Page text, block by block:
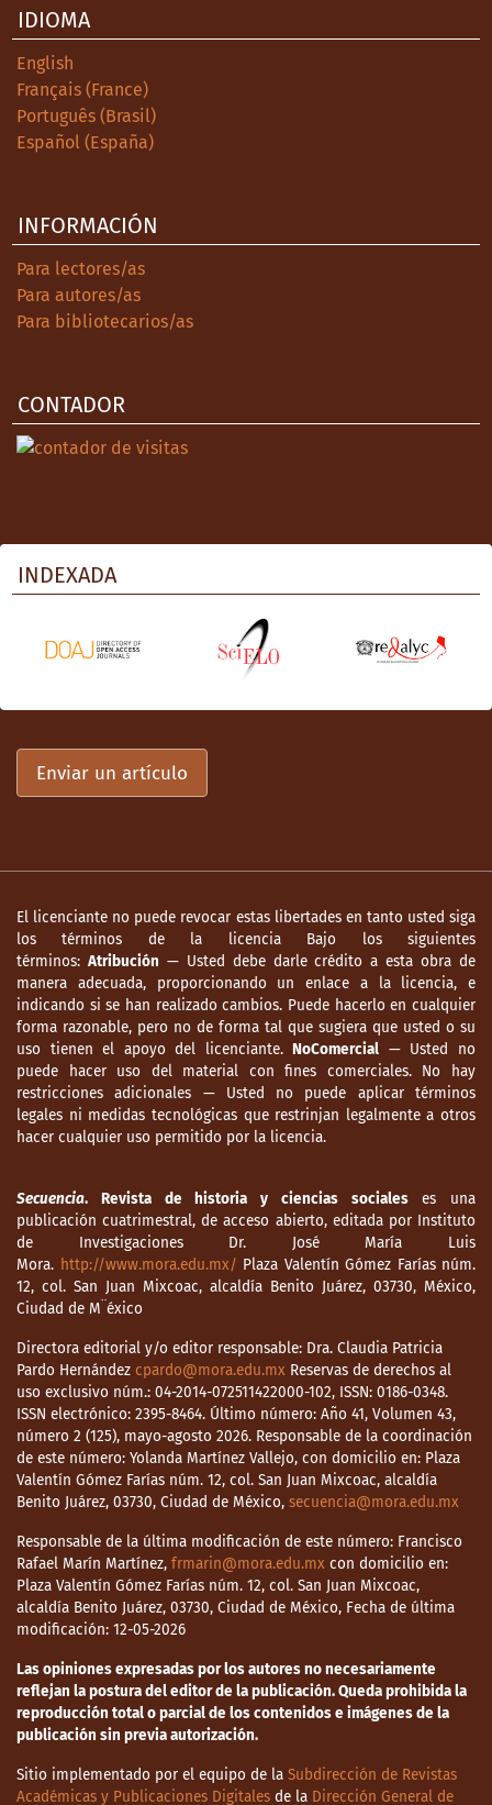
IDIOMA
English
Français (France)
Português (Brasil)
Español (España)
INFORMACIÓN
Para lectores/as
Para autores/as
Para bibliotecarios/as
CONTADOR
INDEXADA
Enviar un artículo
El licenciante no puede revocar estas libertades en tanto usted siga
los términos de la licencia Bajo los siguientes
términos: Atribución — Usted debe darle crédito a esta obra de
manera adecuada, proporcionando un enlace a la licencia, e
indicando si se han realizado cambios. Puede hacerlo en cualquier
forma razonable, pero no de forma tal que sugiera que usted o su
uso tienen el apoyo del licenciante.NoComercial — Usted no
puede hacer uso del material con fines comerciales. No hay
restricciones adicionales — Usted no puede aplicar términos
legales ni medidas tecnológicas que restrinjan legalmente a otros
hacer cualquier uso permitido por la licencia.
Secuencia. Revista de historia y ciencias socialeses una
publicación cuatrimestral, de acceso abierto, editada por Instituto
de Investigaciones Dr. José María Luis
Mora. http://www.mora.edu.mx/ Plaza Valentín Gómez Farías núm.
12, col. San Juan Mixcoac, alcaldía Benito Juárez, 03730, México,
Ciudad de M¨éxico
Directora editorial y/o editor responsable: Dra. Claudia Patricia
Pardo Hernández cpardo@mora.edu.mx Reservas de derechos al
uso exclusivo núm.: 04-2014-072511422000-102, ISSN: 0186-0348.
ISSN electrónico: 2395-8464. Último número: Año 41, Volumen 43,
número 2 (125), mayo-agosto 2026. Responsable de la coordinación
de este número: Yolanda Martínez Vallejo, con domicilio en: Plaza
Valentín Gómez Farías núm. 12, col. San Juan Mixcoac, alcaldía
Benito Juárez, 03730, Ciudad de México, secuencia@mora.edu.mx
Responsable de la última modificación de este número: Francisco
Rafael Marín Martínez, frmarin@mora.edu.mx con domicilio en:
Plaza Valentín Gómez Farías núm. 12, col. San Juan Mixcoac,
alcaldía Benito Juárez, 03730, Ciudad de México, Fecha de última
modificación: 12-05-2026
Las opiniones expresadas por los autores no necesariamente
reflejan la postura del editor de la publicación. Queda prohibida la
reproducción total o parcial de los contenidos e imágenes de la
publicación sin previa autorización.
Sitio implementado por el equipo de la Subdirección de Revistas
Académicas y Publicaciones Digitales de la Dirección General de